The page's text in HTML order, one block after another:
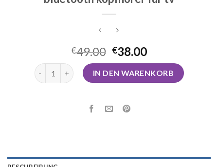
€49.00 €38.00
bluetooth kopfhörer für tv Menge
IN DEN WARENKORB